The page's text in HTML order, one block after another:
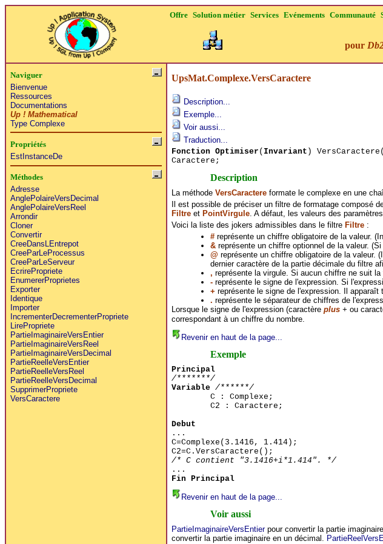
Offre Solution métier Services Evénements Communauté
pour
Naviguer
Bienvenue
Ressources
Documentations
Up ! Mathematical
Type Complexe
Propriétés
EstInstanceDe
Méthodes
Adresse
AnglePolaireVersDecimal
AnglePolaireVersReel
Arrondir
Cloner
Convertir
CreeDansLEntrepot
CreeParLeProcessus
CreeParLeServeur
EcrirePropriete
EnumererProprietes
Exporter
Identique
Importer
IncrementerDecrementerPropriete
LirePropriete
PartieImaginaireVersEntier
PartieImaginaireVersReel
PartieImaginaireVersDecimal
PartieReelleVersEntier
PartieReelleVersReel
PartieReelleVersDecimal
SupprimerPropriete
VersCaractere
UpsMat.Complexe.VersCaractere
Description...
Exemple...
Voir aussi...
Traduction...
Fonction Optimiser ( Invariant )
Caractere;
Description
La méthode VersCaractereformate le complexe en une
Il est possible de préciser un filtre de formatage composé
Filtreet PointVirgule. A défaut, les valeurs des
Voici la liste des jokers admissibles dans le filtre Filtre:
#représente un chiffre obligatoire de la valeur.
&représente un chiffre optionnel de la valeur.
@ représente un chiffre obligatoire de la valeur.
dernier caractère de la partie décimale du filtre
, représente la virgule. Si aucun chiffre ne suit la
-représente le signe de l'expression. Si
+ représente le signe de l'expression. Il apparaît
. représente le séparateur de chiffres de
Lorsque le signe de l'expression (caractère plus + ou
correspondant à un chiffre du nombre.
Revenir en haut de la page...
Exemple
Principal
/*******/
Variable /******/
C : Complexe;
C2 : Caractere;
Debut
...
C=Complexe(3.1416, 1.414);
C2=C.VersCaractere();
/* C contient "3.1416+i*1.414". */
...
Fin Principal
Revenir en haut de la page...
Voir aussi
PartieImaginaireVersEntierpour convertir la partie
convertir la partie imaginaire en un décimal.